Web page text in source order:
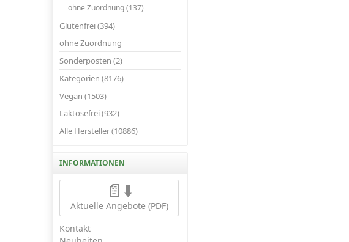
ohne Zuordnung (137)
Glutenfrei (394)
ohne Zuordnung
Sonderposten (2)
Kategorien (8176)
Vegan (1503)
Laktosefrei (932)
Alle Hersteller (10886)
INFORMATIONEN
📄⬇️
Aktuelle Angebote (PDF)
Kontakt